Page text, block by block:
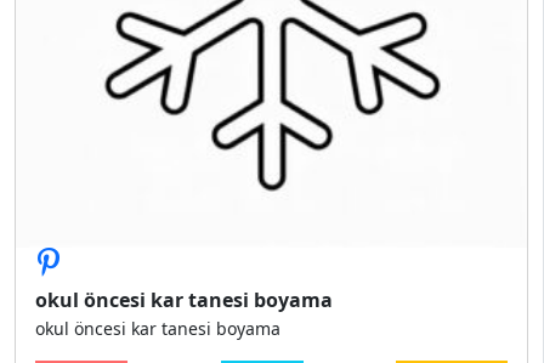
okul öncesi kar tanesi boyama
okul öncesi kar tanesi boyama